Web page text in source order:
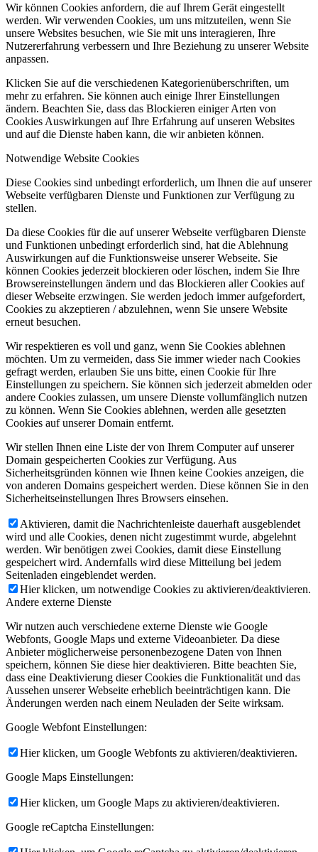
Wir können Cookies anfordern, die auf Ihrem Gerät eingestellt
werden. Wir verwenden Cookies, um uns mitzuteilen, wenn Sie
unsere Websites besuchen, wie Sie mit uns interagieren, Ihre
Nutzererfahrung verbessern und Ihre Beziehung zu unserer Website
anpassen.
Klicken Sie auf die verschiedenen Kategorienüberschriften, um
mehr zu erfahren. Sie können auch einige Ihrer Einstellungen
ändern. Beachten Sie, dass das Blockieren einiger Arten von
Cookies Auswirkungen auf Ihre Erfahrung auf unseren Websites
und auf die Dienste haben kann, die wir anbieten können.
Notwendige Website Cookies
Diese Cookies sind unbedingt erforderlich, um Ihnen die auf unserer
Webseite verfügbaren Dienste und Funktionen zur Verfügung zu
stellen.
Da diese Cookies für die auf unserer Webseite verfügbaren Dienste
und Funktionen unbedingt erforderlich sind, hat die Ablehnung
Auswirkungen auf die Funktionsweise unserer Webseite. Sie
können Cookies jederzeit blockieren oder löschen, indem Sie Ihre
Browsereinstellungen ändern und das Blockieren aller Cookies auf
dieser Webseite erzwingen. Sie werden jedoch immer aufgefordert,
Cookies zu akzeptieren / abzulehnen, wenn Sie unsere Website
erneut besuchen.
Wir respektieren es voll und ganz, wenn Sie Cookies ablehnen
möchten. Um zu vermeiden, dass Sie immer wieder nach Cookies
gefragt werden, erlauben Sie uns bitte, einen Cookie für Ihre
Einstellungen zu speichern. Sie können sich jederzeit abmelden oder
andere Cookies zulassen, um unsere Dienste vollumfänglich nutzen
zu können. Wenn Sie Cookies ablehnen, werden alle gesetzten
Cookies auf unserer Domain entfernt.
Wir stellen Ihnen eine Liste der von Ihrem Computer auf unserer
Domain gespeicherten Cookies zur Verfügung. Aus
Sicherheitsgründen können wie Ihnen keine Cookies anzeigen, die
von anderen Domains gespeichert werden. Diese können Sie in den
Sicherheitseinstellungen Ihres Browsers einsehen.
Aktivieren, damit die Nachrichtenleiste dauerhaft ausgeblendet
wird und alle Cookies, denen nicht zugestimmt wurde, abgelehnt
werden. Wir benötigen zwei Cookies, damit diese Einstellung
gespeichert wird. Andernfalls wird diese Mitteilung bei jedem
Seitenladen eingeblendet werden.
Hier klicken, um notwendige Cookies zu aktivieren/deaktivieren.
Andere externe Dienste
Wir nutzen auch verschiedene externe Dienste wie Google
Webfonts, Google Maps und externe Videoanbieter. Da diese
Anbieter möglicherweise personenbezogene Daten von Ihnen
speichern, können Sie diese hier deaktivieren. Bitte beachten Sie,
dass eine Deaktivierung dieser Cookies die Funktionalität und das
Aussehen unserer Webseite erheblich beeinträchtigen kann. Die
Änderungen werden nach einem Neuladen der Seite wirksam.
Google Webfont Einstellungen:
Hier klicken, um Google Webfonts zu aktivieren/deaktivieren.
Google Maps Einstellungen:
Hier klicken, um Google Maps zu aktivieren/deaktivieren.
Google reCaptcha Einstellungen: